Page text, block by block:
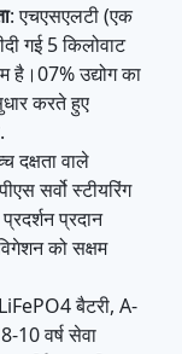
बैटरी
उच्च
: एचएसएलटी (एक
गई 5 किलोवाट
है।07% उद्योग का
करते हुए
दक्षता वाले
सर्वो स्टीयरिंग
प्रदान
को सक्षम
बैटरी, A-
10 वर्ष सेवा